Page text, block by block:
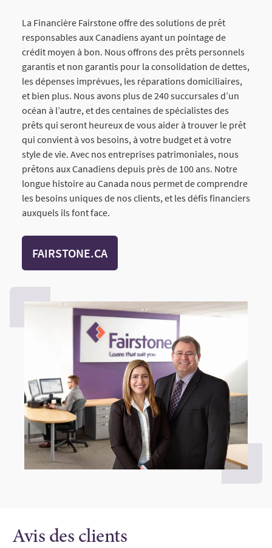
La Financière Fairstone offre des solutions de prêt
responsables aux Canadiens ayant un pointage de
crédit moyen à bon. Nous offrons des prêts personnels
garantis et non garantis pour la consolidation de dettes,
les dépenses imprévues, les réparations domiciliaires,
et bien plus. Nous avons plus de 240 succursales d’un
océan à l’autre, et des centaines de spécialistes des
prêts qui seront heureux de vous aider à trouver le prêt
qui convient à vos besoins, à votre budget et à votre
style de vie. Avec nos entreprises patrimoniales, nous
prêtons aux Canadiens depuis près de 100 ans. Notre
longue histoire au Canada nous permet de comprendre
les besoins uniques de nos clients, et les défis financiers
auxquels ils font face.
FAIRSTONE.CA
Avis des clients